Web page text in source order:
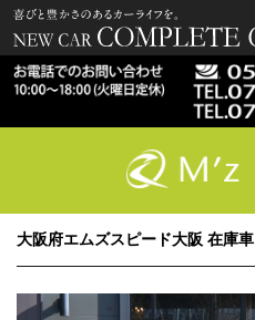
大阪府エムズスピード大阪 在庫車